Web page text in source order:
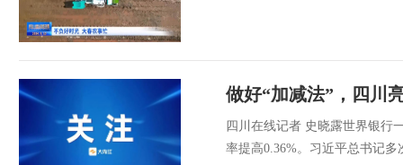
做好“加减法”，四川
四川在线记者 史晓露世界银行
率提高0.36%。习近平总书记